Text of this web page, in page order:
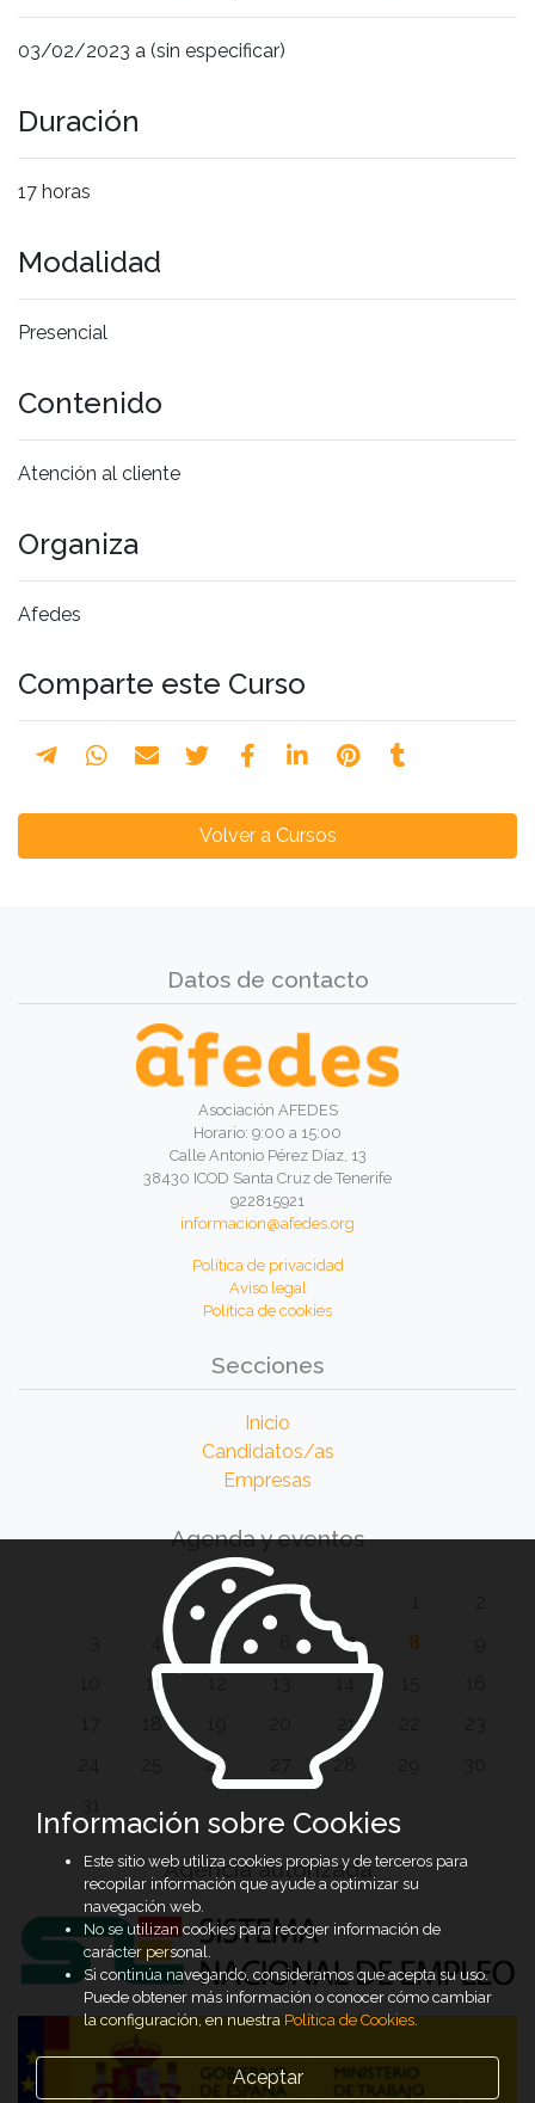
03/02/2023 a (sin especificar)
Duración
17 horas
Modalidad
Presencial
Contenido
Atención al cliente
Organiza
Afedes
Comparte este Curso
Volver a Cursos
Datos de contacto
Asociación AFEDES
Horario: 9:00 a 15:00
Calle Antonio Pérez Díaz, 13
38430 ICOD Santa Cruz de Tenerife
922815921
informacion@afedes.org
Política de privacidad
Aviso legal
Política de cookies
Secciones
Inicio
Candidatos/as
Empresas
Agenda y eventos
5 7 8
11
21
26 28
Agencia autorizada
Información sobre Cookies
Este sitio web utiliza cookies propias y de terceros para
recopilar información que ayude a optimizar su
navegación web.
No se utilizan cookies para recoger información de
carácter personal.
Si continúa navegando, consideramos que acepta su uso.
Puede obtener más información o conocer cómo cambiar
la configuración, en nuestraPolítica de Cookies.
Aceptar